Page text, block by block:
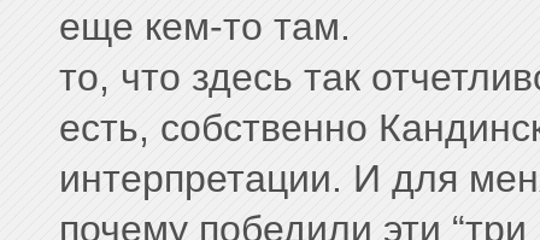
еще кем-то там.
то, что здесь так
есть, собственно
интерпретации. И для
почему победили эти